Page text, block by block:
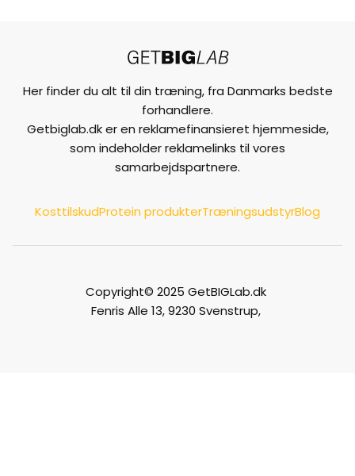
Her finder du alt til din træning, fra Danmarks bedste
forhandlere.
Getbiglab.dk er en reklamefinansieret hjemmeside,
som indeholder reklamelinks til vores
samarbejdspartnere.
KosttilskudProtein produkterTræningsudstyrBlog
Copyright© 2025 GetBIGLab.dk
Fenris Alle 13, 9230 Svenstrup,